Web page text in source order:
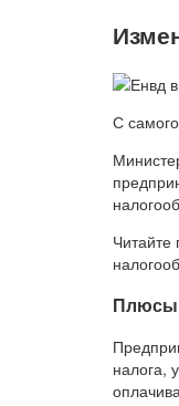
С
Плюсы
налога,